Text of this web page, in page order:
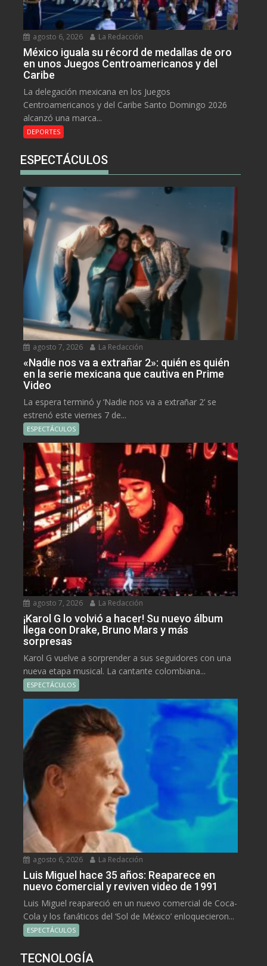
agosto 6, 2026 La Redacción
México iguala su récord de medallas de oro
en unos Juegos Centroamericanos y del
Caribe
La delegación mexicana en los Juegos
Centroamericanos y del Caribe Santo Domingo 2026
alcanzó una marca...
DEPORTES
ESPECTÁCULOS
agosto 7, 2026 La Redacción
«Nadie nos va a extrañar 2»: quién es quién
en la serie mexicana que cautiva en Prime
Video
La espera terminó y ‘Nadie nos va a extrañar 2’ se
estrenó este viernes 7 de...
ESPECTÁCULOS
agosto 7, 2026 La Redacción
¡Karol G lo volvió a hacer! Su nuevo álbum
llega con Drake, Bruno Mars y más
sorpresas
Karol G vuelve a sorprender a sus seguidores con una
nueva etapa musical. La cantante colombiana...
ESPECTÁCULOS
agosto 6, 2026 La Redacción
Luis Miguel hace 35 años: Reaparece en
nuevo comercial y reviven video de 1991
Luis Miguel reapareció en un nuevo comercial de Coca-
Cola y los fanáticos del ‘Sol de México’ enloquecieron...
ESPECTÁCULOS
TECNOLOGÍA